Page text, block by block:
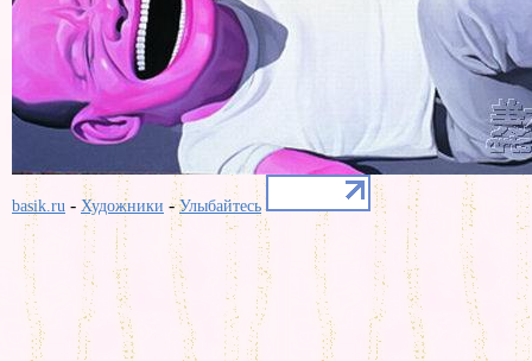
basik.ru - Художники -Улыбайтесь